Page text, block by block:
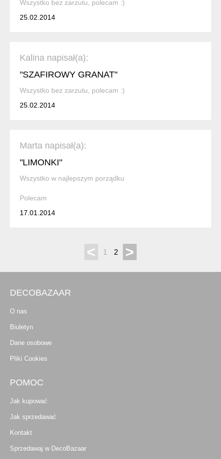
Wszystko bez zarzutu, polecam :)
25.02.2014
Kalina napisał(a):
"SZAFIROWY GRANAT"
Wszystko bez zarzutu, polecam :)
25.02.2014
Marta napisał(a):
"LIMONKI"
Wszystko w najlepszym porządku
Polecam
17.01.2014
< 1 2 >
DECOBAZAAR
O nas
Biuletyn
Dane osobowe
Pliki Cookies
POMOC
Jak kupować
Jak sprzedawać
Kontakt
Sprzedawaj w DecoBazaar